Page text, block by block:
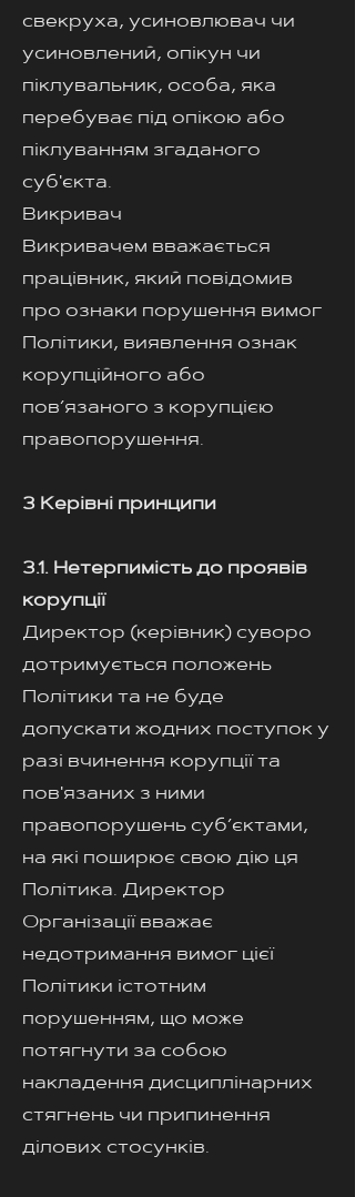
свекруха, усиновлювач чи
усиновлений, опікун чи
піклувальник, особа, яка
перебуває під опікою або
піклуванням згаданого
суб'єкта.
Викривач
Викривачем вважається
працівник, який повідомив
про ознаки порушення вимог
Політики, виявлення ознак
корупційного або
пов’язаного з корупцією
правопорушення.
3 Керівні принципи
3.1. Нетерпимість до проявів
корупції
Директор (керівник) суворо
дотримується положень
Політики та не буде
допускати жодних поступок у
разі вчинення корупції та
пов'язаних з ними
правопорушень суб’єктами,
на які поширює свою дію ця
Політика. Директор
Організації вважає
недотримання вимог цієї
Політики істотним
порушенням, що може
потягнути за собою
накладення дисциплінарних
стягнень чи припинення
ділових стосунків.